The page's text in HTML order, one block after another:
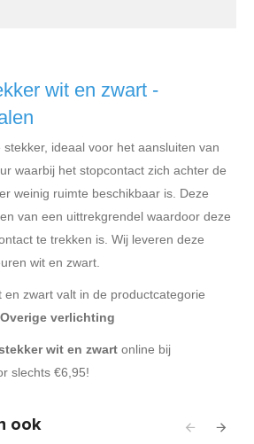
wit en zwart -
ideaal voor het aansluiten van
waarbij het stopcontact zich achter de
weinig ruimte beschikbaar is. Deze
van een uittrekgrendel waardoor deze
te trekken is. Wij leveren deze
wit en zwart.
en zwart valt in de productcategorie
verlichting
wit en zwart online bij
slechts €6,95!
ook